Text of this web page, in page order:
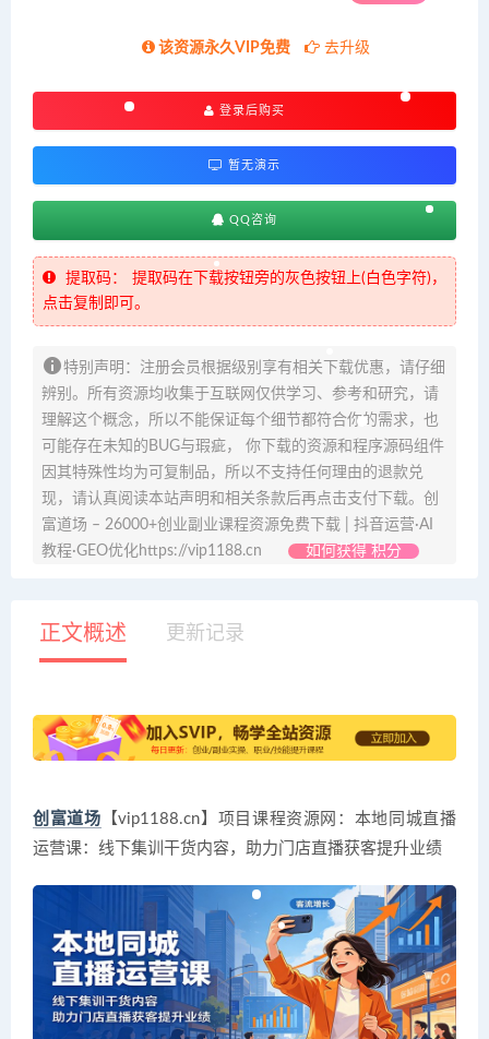
该资源永久VIP免费 去升级
登录后购买
暂无演示
QQ咨询
提取码：
提取码在下载按钮旁的灰色按钮上(白色字符)，
点击复制即可。
特别声明：注册会员根据级别享有相关下载优惠，请仔细
辨别。所有资源均收集于互联网仅供学习、参考和研究，请
理解这个概念，所以不能保证每个细节都符合你的需求，也
可能存在未知的BUG与瑕疵， 你下载的资源和程序源码组件
因其特殊性均为可复制品，所以不支持任何理由的退款兑
现，请认真阅读本站声明和相关条款后再点击支付下载。创
富道场 – 26000+创业副业课程资源免费下载 | 抖音运营·AI
教程·GEO优化https://vip1188.cn
如何获得 积分
正文概述 更新记录
创富道场 【vip1188.cn】项目课程资源网：本地同城直播
运营课：线下集训干货内容，助力门店直播获客提升业绩